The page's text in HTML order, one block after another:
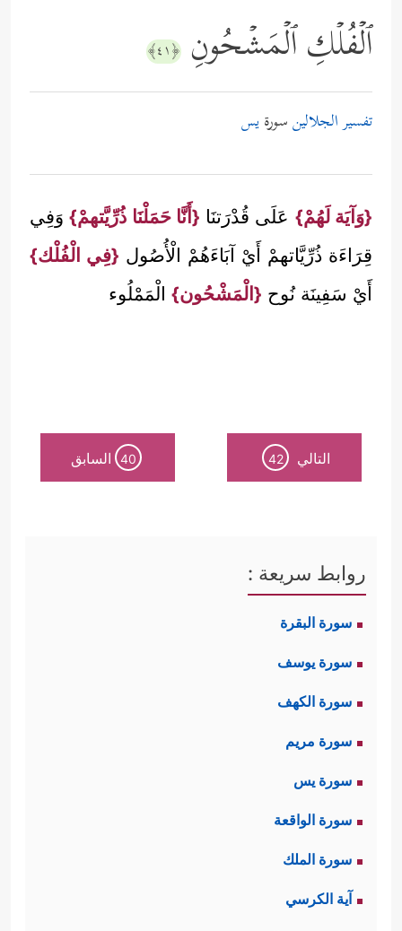
ٱلۡفُلۡكِ ٱلۡمَشۡحُونِ ﴿٤١﴾
تفسير الجلالينسورةيس
{وَآيَة لَهُمْ} عَلَى قُدْرَتنَا {أَنَّا حَمَلْنَا ذُرِّيَّتهمْ}وَفِي
قِرَاءَة ذُرِّيَّاتهمْ أَيْ آبَاءَهُمْ الْأُصُول {فِي الْفُلْك}
أَيْ سَفِينَة نُوح {الْمَشْحُون} الْمَمْلُوء
التالي 42
40 السابق
روابط سريعة :
سورة البقرة
سورة يوسف
سورة الكهف
سورة مريم
سورة يس
سورة الواقعة
سورة الملك
آية الكرسي